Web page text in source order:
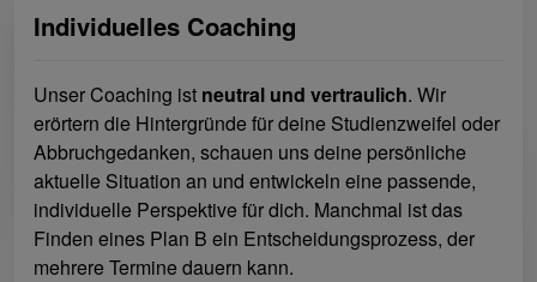
Individuelles Coaching
Unser Coaching ist neutral und vertraulich. Wir
erörtern die Hintergründe für deine Studienzweifel oder
Abbruchgedanken, schauen uns deine persönliche
aktuelle Situation an und entwickeln eine passende,
individuelle Perspektive für dich. Manchmal ist das
Finden eines Plan B ein Entscheidungsprozess, der
mehrere Termine dauern kann.